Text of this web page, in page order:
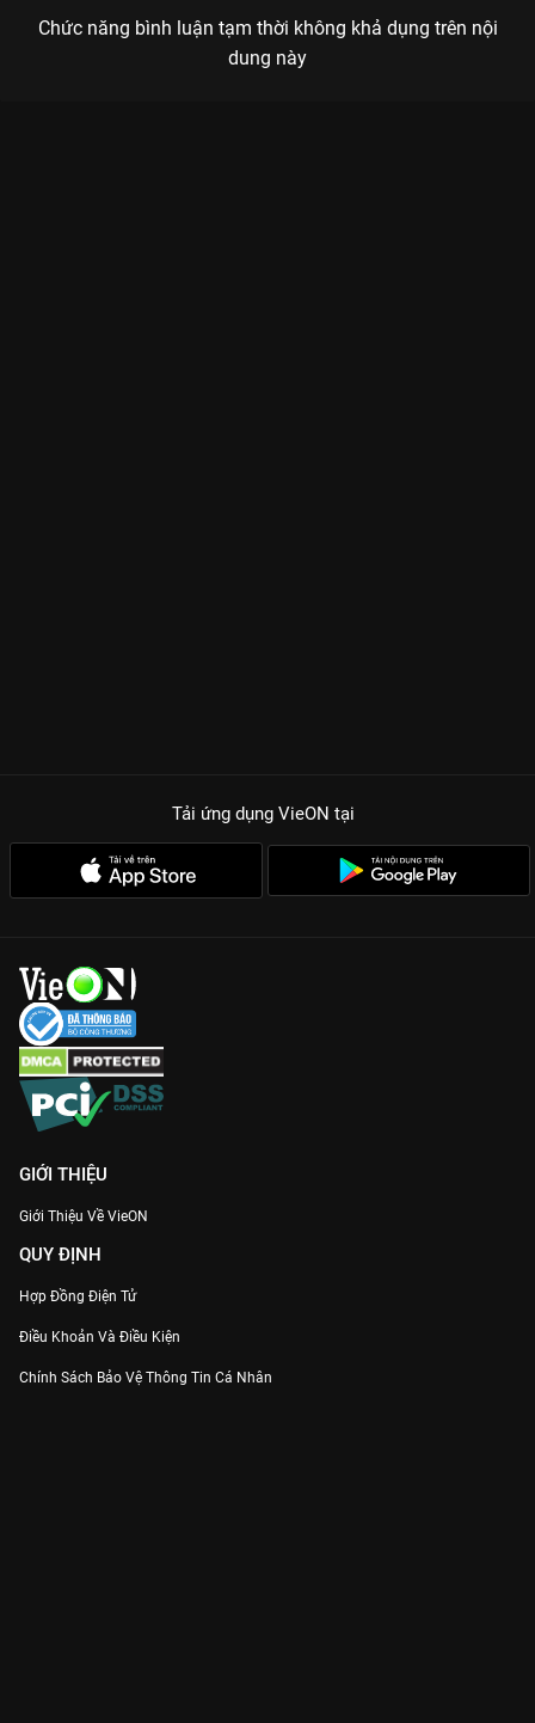
Chức năng bình luận tạm thời không khả dụng trên nội
dung này
Tải ứng dụng VieON tại
GIỚI THIỆU
Giới Thiệu Về VieON
QUY ĐỊNH
Hợp Đồng Điện Tử
Điều Khoản Và Điều Kiện
Chính Sách Bảo Vệ Thông Tin Cá Nhân